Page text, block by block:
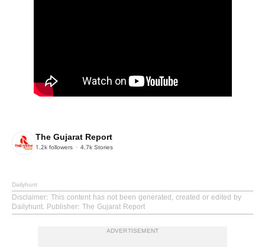
The Gujarat Report
1.2k followers 4.7k Stories
Dailyhunt
Disclaimer: This content has not been generated, created or edited by
Dailyhunt. Publisher: The Gujarat Report
ADVERTISEMENT